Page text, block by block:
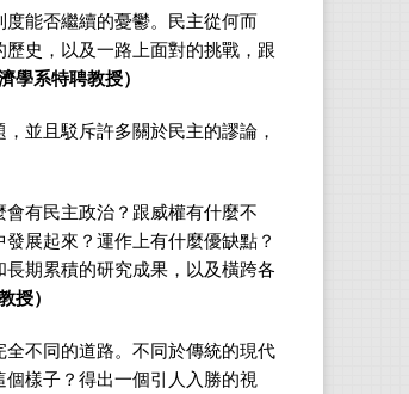
能否繼續的憂鬱。民主從何而
史，以及一路上面對的挑戰，跟
學系特聘教授）
並且駁斥許多關於民主的謬論，
有民主政治？跟威權有什麼不
展起來？運作上有什麼優缺點？
期累積的研究成果，以及橫跨各
授）
不同的道路。不同於傳統的現代
樣子？得出一個引人入勝的視